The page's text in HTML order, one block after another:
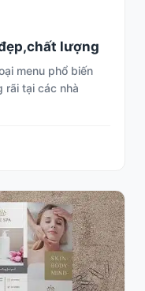
lượng
menu phổ biến
rãi tại các nhà